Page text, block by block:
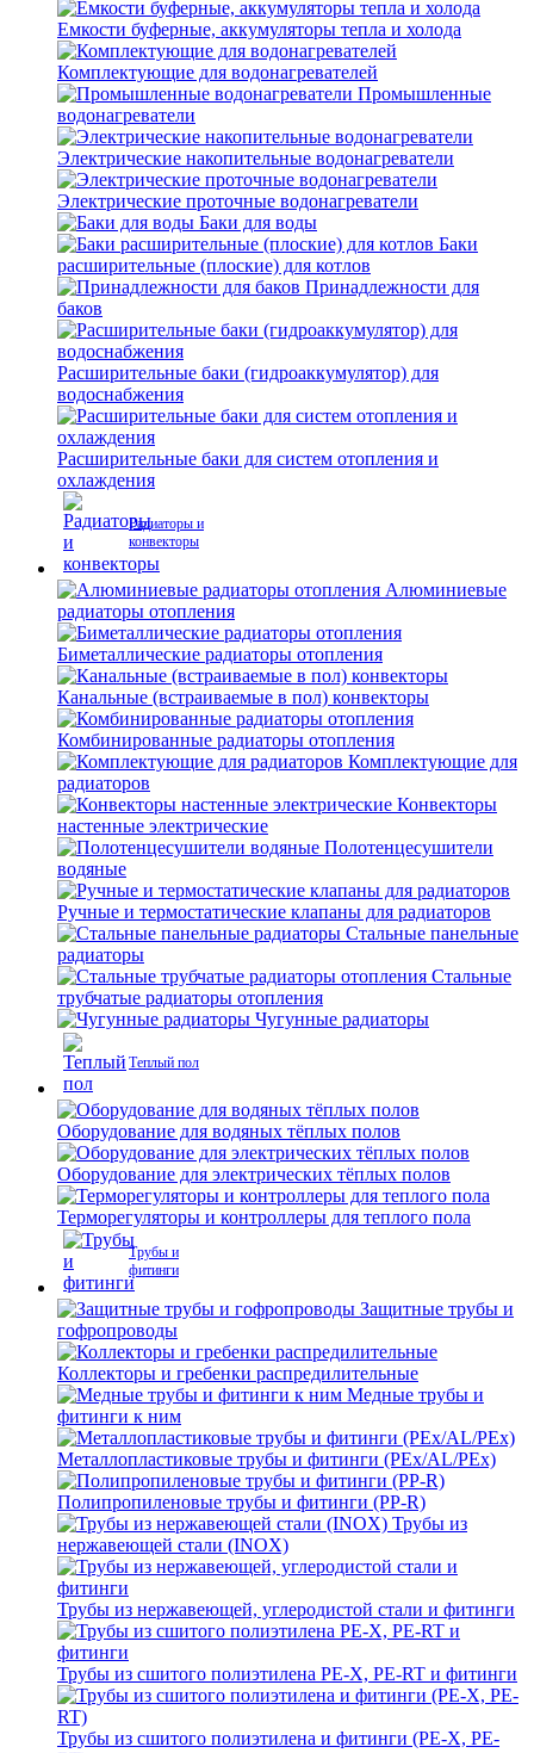
Емкости буферные, аккумуляторы тепла и холода
Комплектующие для водонагревателей
Промышленные
водонагреватели
Электрические накопительные водонагреватели
Электрические проточные водонагреватели
Баки для воды
Баки
расширительные (плоские) для котлов
Принадлежности для
баков
Расширительные баки (гидроаккумулятор) для
водоснабжения
Расширительные баки для систем отопления и
охлаждения
Радиаторы и
конвекторы
Алюминиевые
радиаторы отопления
Биметаллические радиаторы отопления
Канальные (встраиваемые в пол) конвекторы
Комбинированные радиаторы отопления
Комплектующие для
радиаторов
Конвекторы
настенные электрические
Полотенцесушители
водяные
Ручные и термостатические клапаны для радиаторов
Стальные панельные
радиаторы
Стальные
трубчатые радиаторы отопления
Чугунные радиаторы
Теплый пол
Оборудование для водяных тёплых полов
Оборудование для электрических тёплых полов
Терморегуляторы и контроллеры для теплого пола
Трубы и
фитинги
Защитные трубы и
гофропроводы
Коллекторы и гребенки распредилительные
Медные трубы и
фитинги к ним
Металлопластиковые трубы и фитинги (PEx/AL/PEx)
Полипропиленовые трубы и фитинги (PP-R)
Трубы из
нержавеющей стали (INOX)
Трубы из нержавеющей, углеродистой стали и фитинги
Трубы из сшитого полиэтилена PE-X, PE-RT и фитинги
Трубы из сшитого полиэтилена и фитинги (PE-X, PE-